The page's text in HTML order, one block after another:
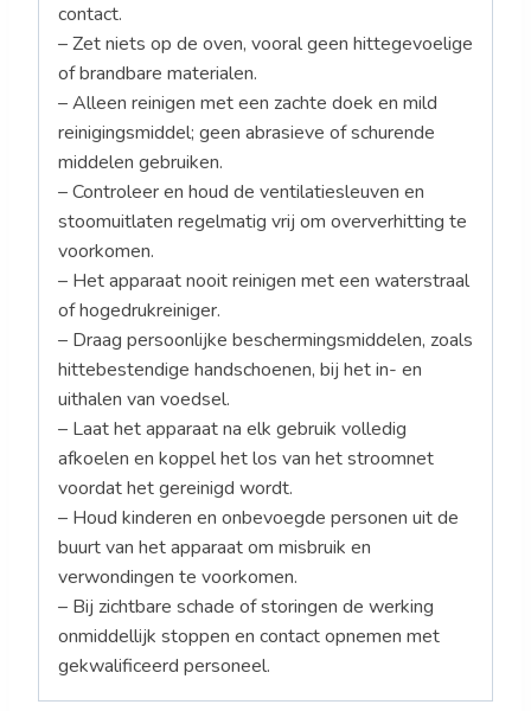
contact.
– Zet niets op de oven, vooral geen hittegevoelige
of brandbare materialen.
– Alleen reinigen met een zachte doek en mild
reinigingsmiddel; geen abrasieve of schurende
middelen gebruiken.
– Controleer en houd de ventilatiesleuven en
stoomuitlaten regelmatig vrij om oververhitting te
voorkomen.
– Het apparaat nooit reinigen met een waterstraal
of hogedrukreiniger.
– Draag persoonlijke beschermingsmiddelen, zoals
hittebestendige handschoenen, bij het in- en
uithalen van voedsel.
– Laat het apparaat na elk gebruik volledig
afkoelen en koppel het los van het stroomnet
voordat het gereinigd wordt.
– Houd kinderen en onbevoegde personen uit de
buurt van het apparaat om misbruik en
verwondingen te voorkomen.
– Bij zichtbare schade of storingen de werking
onmiddellijk stoppen en contact opnemen met
gekwalificeerd personeel.